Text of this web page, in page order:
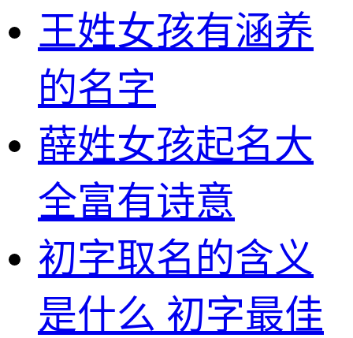
王姓女孩有涵养
的名字
薛姓女孩起名大
全富有诗意
初字取名的含义
是什么 初字最佳